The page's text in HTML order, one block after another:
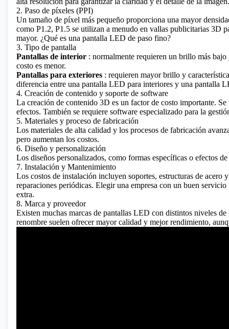
2. Paso de píxeles (PPI)
Un tamaño de píxel más pequeño proporciona una mayor
como P1.2, P1.5 se utilizan a menudo en vallas publicitarias 3D
mayor. ¿Qué es una pantalla LED de paso fino?
3. Tipo de pantalla
Pantallas de interior : normalmente requieren un brillo más
costo es menor.
Pantallas para exteriores : requieren mayor brillo y
diferencia entre una pantalla LED para interiores y una pantalla
4. Creación de contenido y soporte de software
La creación de contenido 3D es un factor de costo importante.
efectos. También se requiere software especializado para la
5. Materiales y proceso de fabricación
Los materiales de alta calidad y los procesos de fabricación
pero aumentan los costos.
6. Diseño y personalización
Los diseños personalizados, como formas específicas o efectos
7. Instalación y Mantenimiento
Los costos de instalación incluyen soportes, estructuras de
reparaciones periódicas. Elegir una empresa con un buen
extra.
8. Marca y proveedor
Existen muchas marcas de pantallas LED con distintos niveles
renombre suelen ofrecer mayor calidad y mejor rendimiento,